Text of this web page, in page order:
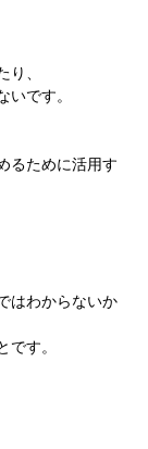
り、
いです。
るために活用す
はわからないか
です。